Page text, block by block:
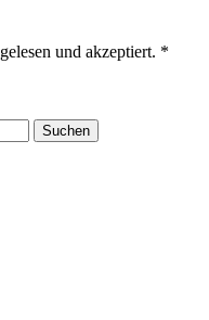
gelesen und akzeptiert. *